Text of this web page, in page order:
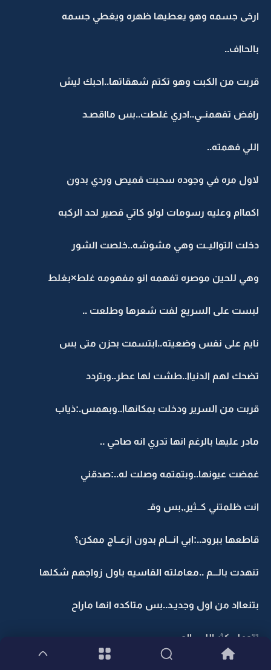
ارخى جسمه وهو يعطيها ظهره ويغطي جسمه
بالحااف..
قربت من الكبت وهو تكتم شهقاتها..احبك ليش
رافض تفهمنــي..ادري غلطت..بس مااقصـد
اللي فهمته..
لاول مره في وجوده سحبت قميص وردي بدون
اكماام وعليه رسومات لولو كاتي قصير لحد الركبه
دخلت التواليــت وهي مشوشه..خلصت الشور
وهي للحين موصره تفهمه انو مفهومه غلط×بغلط
لبست على السريع لفت شعرها وطلعت ..
نايم على نفس وضعيته..ابتسمت بحزن متى بس
تضحك لهم الدنياا..طشت لها عطر..وبتردد
قربت من السرير ودخلت بمكانهاا..وبهمس.:ذياب
مادر عليها بالرغم انها تدري انه صاحي ..
غمضت عيونها..وبتمتمه وصلت له..:صدقني
انت ظلمتني كــثير,,بس وقـ
قاطعها ببرود..:ابي انـــام بدون ازعــاج ممكن؟
تنهدت بالـــم ..معاملته القاسيه باول زواجهم شكلها
بتنعااد من اول وجديـد..بس متاكده انها ماراح
تتحمل كثر اللي رااح..